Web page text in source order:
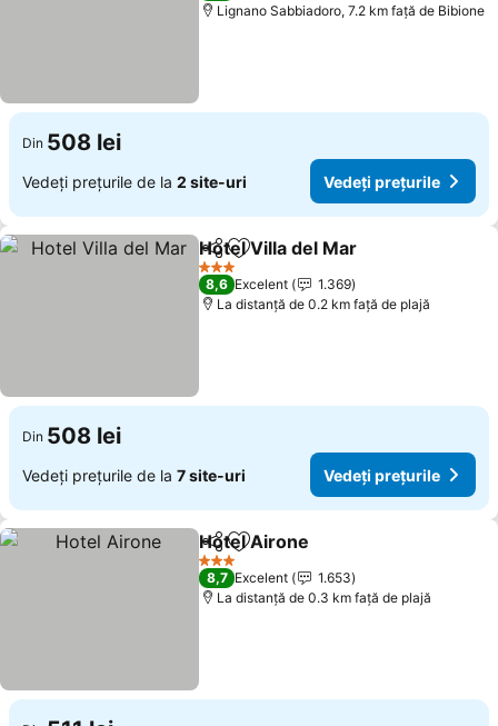
Lignano Sabbiadoro, 7.2 km faţă de Bibione
Din 508 lei
Vedeți prețurile de la 2 site-uri Vedeți prețurile
DistribuițiAdăugaţi la favorite
Hotel Villa del Mar
3 Stele
8,6 Excelent
1.369
La distanță de 0.2 km față de plajă
Din 508 lei
Vedeți prețurile de la 7 site-uri Vedeți prețurile
DistribuițiAdăugaţi la favorite
Hotel Airone
3 Stele
8,7 Excelent
1.653
La distanță de 0.3 km față de plajă